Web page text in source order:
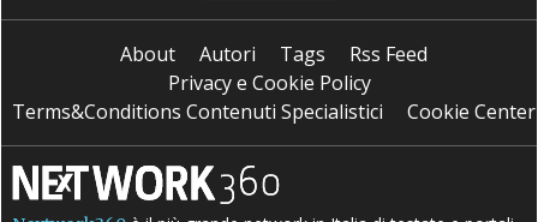
About Autori Tags
Rss Feed
Privacy e Cookie Policy
Terms&Conditions Contenuti Specialistici
Cookie Center